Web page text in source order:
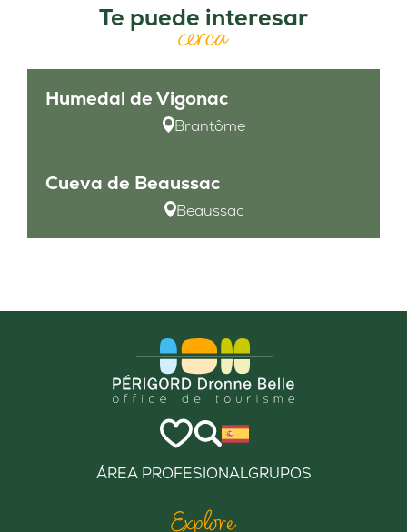
Te puede interesar
cerca
Humedal de Vigonac
Brantôme
Cueva de Beaussac
Beaussac
ÁREA PROFESIONALGRUPOS
Explore